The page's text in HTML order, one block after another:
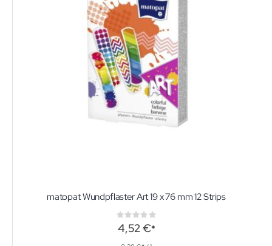
matopat Wundpflaster Art 19 x 76 mm 12 Strips
Rating:
0%
4,52 €